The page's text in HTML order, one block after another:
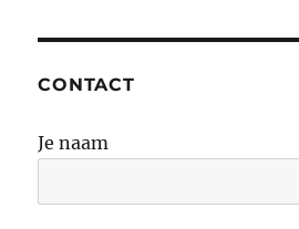
CONTACT
Je naam